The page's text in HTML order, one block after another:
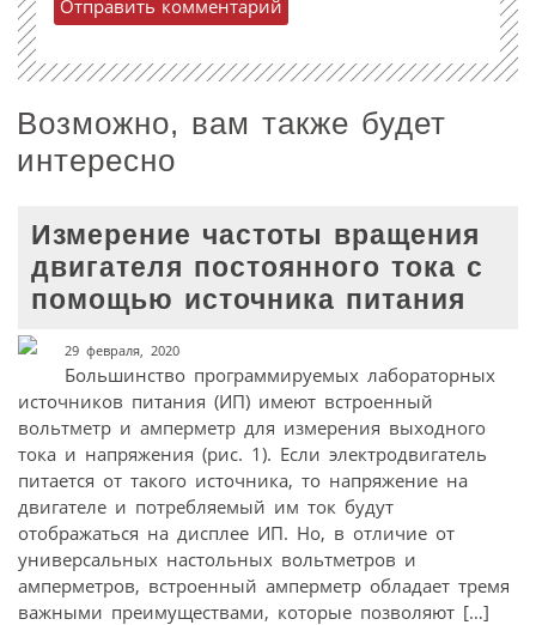
Возможно, вам также будет
интересно
Измерение частоты вращения
двигателя постоянного тока с
помощью источника питания
29 февраля, 2020
Большинство программируемых лабораторных
источников питания (ИП) имеют встроенный
вольтметр и амперметр для измерения выходного
тока и напряжения (рис. 1). Если электродвигатель
питается от такого источника, то напряжение на
двигателе и потребляемый им ток будут
отображаться на дисплее ИП. Но, в отличие от
универсальных настольных вольтметров и
амперметров, встроенный амперметр обладает тремя
важными преимуществами, которые позволяют […]